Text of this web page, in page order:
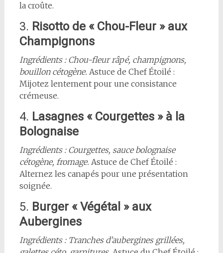
la croûte.
3. Risotto de « Chou-Fleur » aux
Champignons
Ingrédients : Chou-fleur râpé, champignons,
bouillon cétogène. Astuce de Chef Étoilé :
Mijotez lentement pour une consistance
crémeuse.
4. Lasagnes « Courgettes » à la
Bolognaise
Ingrédients : Courgettes, sauce bolognaise
cétogène, fromage. Astuce de Chef Étoilé :
Alternez les canapés pour une présentation
soignée.
5. Burger « Végétal » aux
Aubergines
Ingrédients : Tranches d’aubergines grillées,